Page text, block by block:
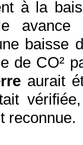
à la
avance
baisse
de CO²
aurait
reconnue.